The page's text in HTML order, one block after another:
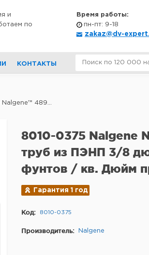
и
по
Время работы:
пн-пт: 9-18
zakaz@dv-
КОНТАКТЫ
489...
8010-0375 Nalgene
труб из ПЭНП 3/8
фунтов / кв. Дюйм
Гарантия 1 год
Код: 8010-0375
Производитель: Nalgene